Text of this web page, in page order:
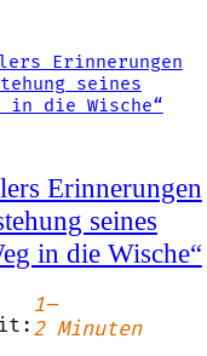
Erinnerungen
seines
in die Wische“
1–
2 Minuten